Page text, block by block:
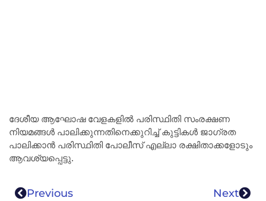
ദേശീയ ആഘോഷ വേളകളിൽ പരിസ്ഥിതി സംരക്ഷണ
നിയമങ്ങൾ പാലിക്കുന്നതിനെക്കുറിച്ച് കുട്ടികൾ ജാഗ്രത
പാലിക്കാൻ പരിസ്ഥിതി പോലീസ് എല്ലാ രക്ഷിതാക്കളോടും
ആവശ്യപ്പെട്ടു.
Previous Next